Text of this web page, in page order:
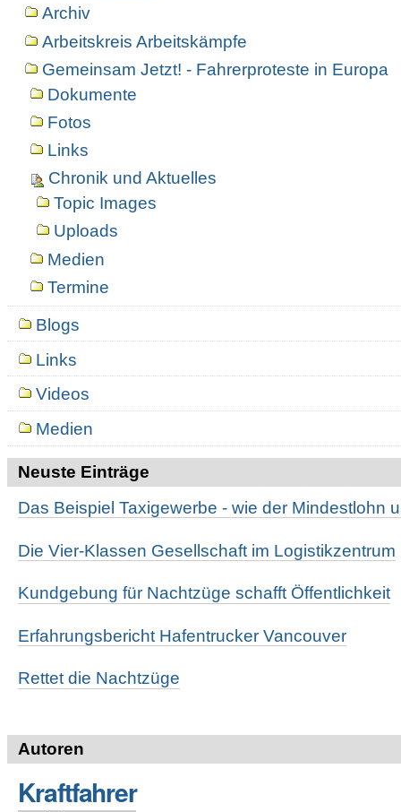
Archiv
Arbeitskreis Arbeitskämpfe
Gemeinsam Jetzt! - Fahrerproteste in Europa
Dokumente
Fotos
Links
Chronik und Aktuelles
Topic Images
Uploads
Medien
Termine
Blogs
Links
Videos
Medien
Neuste Einträge
Das Beispiel Taxigewerbe - wie der Mindestlohn
Die Vier-Klassen Gesellschaft im Logistikzentrum
Kundgebung für Nachtzüge schafft Öffentlichkeit
Erfahrungsbericht Hafentrucker Vancouver
Rettet die Nachtzüge
Autoren
Kraftfahrer